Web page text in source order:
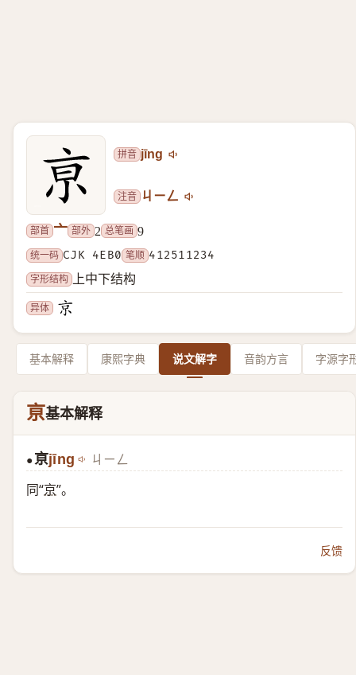
拼音 jīng
注音 ㄐㄧㄥ
部首 亠 部外 2 总笔画 9
统一码 CJK 4EB0 笔顺 412511234
字形结构
上中下结构
异体
基本解释 康熙字典 说文解字 音韵方言 字源字
亰基本解释
●亰jīng ㄐㄧㄥ
同“京”。
反馈